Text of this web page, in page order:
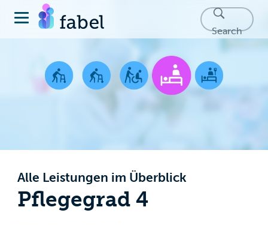
Search
Alle Leistungen im Überblick
Pflegegrad 4